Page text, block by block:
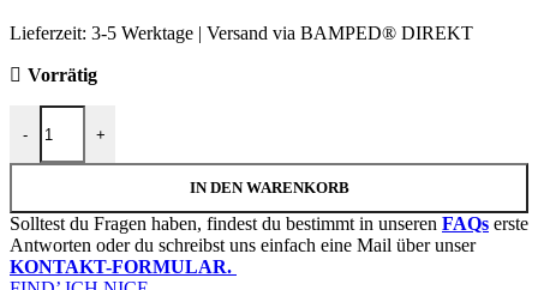
Lieferzeit: 3-5 Werktage | Versand via BAMPED® DIREKT
Vorrätig
-
Strickstoff "Oslo" | Fuchsia Menge
+
IN DEN WARENKORB
Solltest du Fragen haben, findest du bestimmt in unseren FAQs erste
Antworten oder du schreibst uns einfach eine Mail über unser
KONTAKT-FORMULAR.